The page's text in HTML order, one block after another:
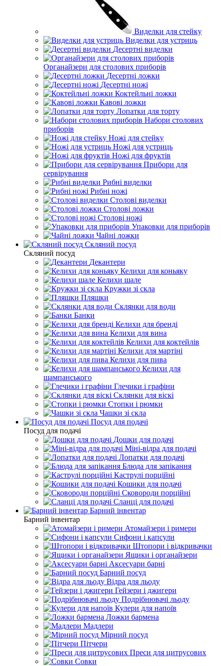
Виделки для стейку
Виделки для устриць
Десертні виделки
Органайзери для столових приборів
Десертні ложки
Десертні ножі
Коктейльні ложки
Кавові ложки
Лопатки для торту
Набори столових
приборів
Ножі для стейку
Ножі для устриць
Ножі для фруктів
Прибори для
сервірування
Рибні виделки
Рибні ножі
Столові виделки
Столові ложки
Столові ножі
Упаковки для приборів
Чайні ложки
Скляний посуд
Скляний посуд
Декантери
Келихи для коньяку
Келихи шале
Кружки зі скла
Пляшки
Склянки для води
Банки
Келихи для бренді
Келихи для вина
Келихи для коктейлів
Келихи для мартіні
Келихи для пива
Келихи для
шампанського
Глечики і графіни
Склянки для віскі
Стопки і рюмки
Чашки зі скла
Посуд для подачі
Посуд для подачі
Дошки для подачі
Міні-відра для подачі
Лопатки для подачі
Блюда для запікання
Каструлі порційні
Кошики для подачі
Сковороди порційні
Сланці для подачі
Барний інвентар
Барний інвентар
Атомайзери і римери
Сифони і капсули
Штопори і відкривачки
Ящики і органайзери
Аксесуари барні
Барний посуд
Відра для льоду
Гейзери і джигери
Подрібнювачі льоду
Кулери для напоїв
Ложки бармена
Мадлери
Мірний посуд
Пітчери
Преси для цитрусових
Совки